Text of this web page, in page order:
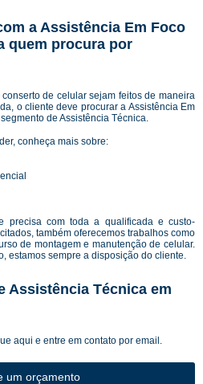
a Assistência Em Foco
quem procura por
de celular sejam feitos de maneira
o cliente deve procurar a Assistência Em
de Assistência Técnica.
conheça mais sobre:
precisa com toda a qualificada e custo-
também oferecemos trabalhos como
de montagem e manutenção de celular.
estamos sempre a disposição do cliente.
Assistência Técnica em
aqui e entre em contato por email.
um orçamento